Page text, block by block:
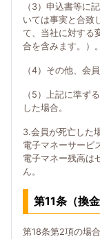
（3）申込書等に
いては事実と合致
て、当社に対する
合を含みます。）。
（4）その他、会
（5）上記に準ず
した場合。
3.会員が死亡した
電子マネーサービ
電子マネー残高は
ん。
第11条（換金
第18条第2項の場